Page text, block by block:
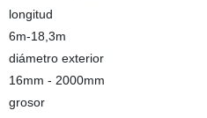
longitud
6m-18,3m
diámetro exterior
16mm - 2000mm
grosor